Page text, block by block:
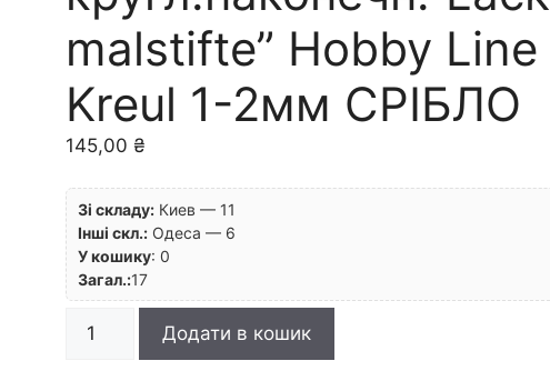
malstifte” Hobby Line
Kreul 1-2мм СРІБЛО
145,00 ₴
Зі складу: Киев — 11
Інші скл.:Одеса — 6
У кошику: 0
Загал.:17
*Маркер
Додати в кошик